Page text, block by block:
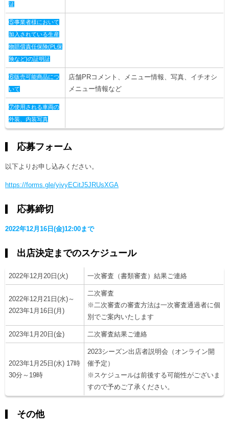
証
⑤事業者様において
加入されている生産
物賠償責任保険(PL保
険など)の証明証
⑥販売可能商品につ
いて
店舗PRコメント、メニュー情報、写真、イチオシ
メニュー情報など
⑦使用される車両の
外装、内装写真
応募フォーム
以下よりお申し込みください。
https://forms.gle/yivyECitJ5JRUsXGA
応募締切
2022年12月16日(金)12:00まで
出店決定までのスケジュール
2022年12月20日(火) 一次審査（書類審査）結果ご連絡
2022年12月21日(水)～
2023年1月16日(月)
二次審査
※二次審査の審査方法は一次審査通過者に個
別でご案内いたします
2023年1月20日(金) 二次審査結果ご連絡
2023年1月25日(水) 17時
30分～19時
2023シーズン出店者説明会（オンライン開
催予定）
※スケジュールは前後する可能性がございま
すので予めご了承ください。
その他